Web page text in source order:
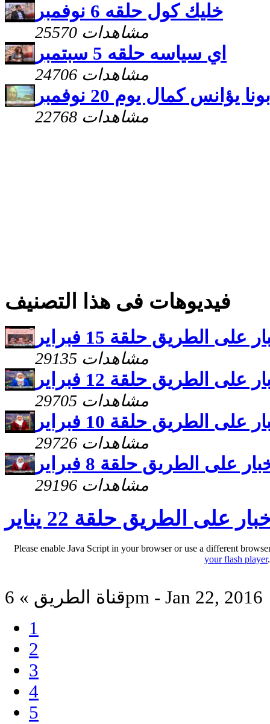
خليك كول حلقه 6 نوفمبر
25570 مشاهدات
اي سياسه حلقه 5 سبتمبر
24706 مشاهدات
يؤانس كمال يوم 20 نوفمبر
22768 مشاهدات
فيديوهات فى هذا التصنيف
على الطريق حلقة 15 فبراير
29135 مشاهدات
على الطريق حلقة 12 فبراير
29705 مشاهدات
على الطريق حلقة 10 فبراير
29726 مشاهدات
على الطريق حلقة 8 فبراير
29196 مشاهدات
على الطريق حلقة 22 يناير
Please enable Java Script in your browser or use a different
your flash player.
قناة الطريق » 6pm - Jan 22, 2016
1
2
3
4
5